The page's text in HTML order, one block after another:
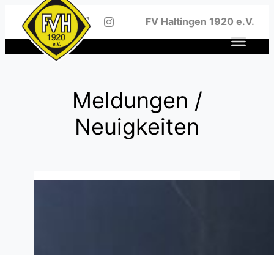
Inhalt
springen
FV Haltingen 1920 e.V.
Meldungen /
Neuigkeiten